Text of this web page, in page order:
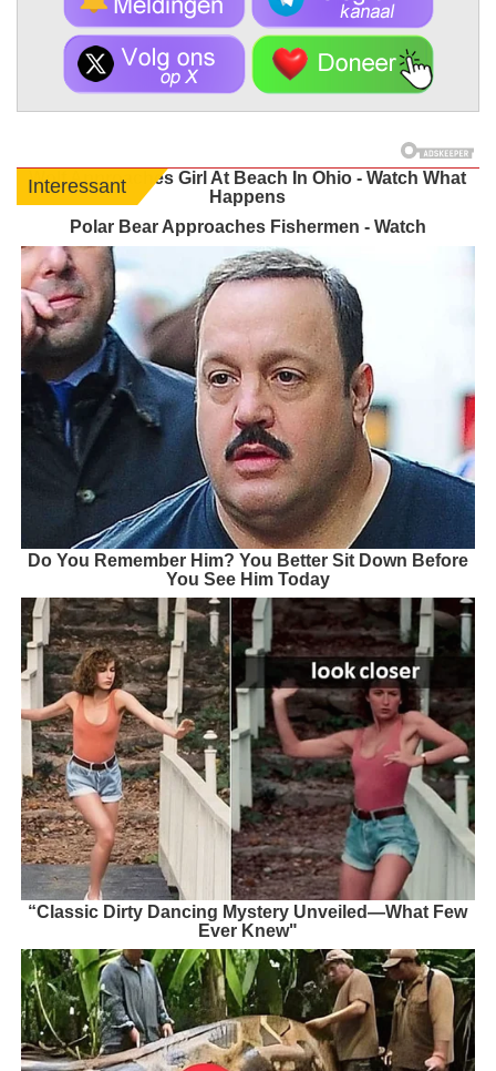
Interessant
Wolf Approaches Girl At Beach In Ohio - Watch What
Happens
Polar Bear Approaches Fishermen - Watch
Do You Remember Him? You Better Sit Down Before
You See Him Today
“Classic Dirty Dancing Mystery Unveiled—What Few
Ever Knew"